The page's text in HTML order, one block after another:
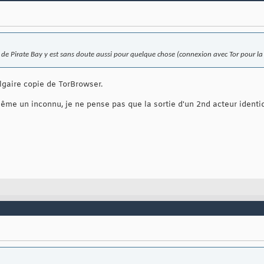
Pirate Bay y est sans doute aussi pour quelque chose (connexion avec Tor pour
copie de TorBrowser.
un inconnu, je ne pense pas que la sortie d'un 2nd acteur